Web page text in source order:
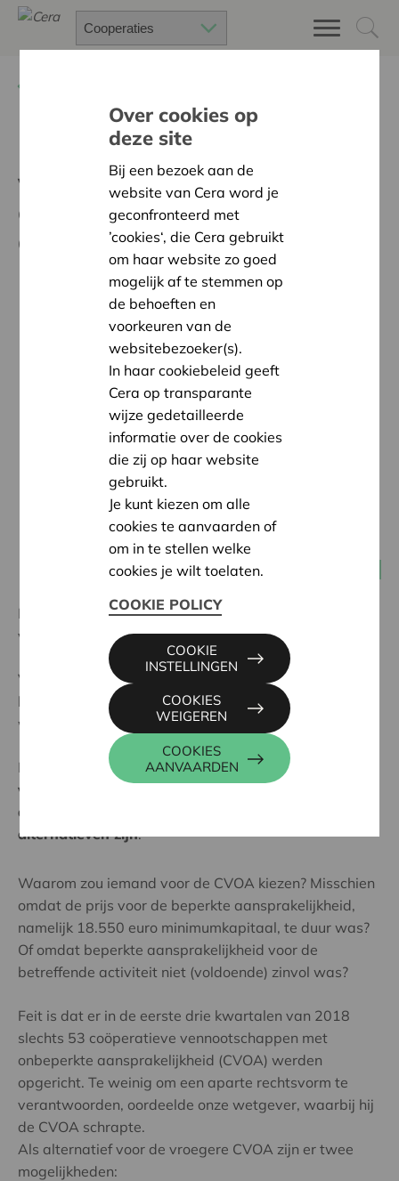
De coöperatieve
vennootschap met
onbeperkte
aansprakelijkheid verdwijnt
13 maart 2019
Het nieuwe wetboek vennootschappen en
verenigingen (WVV) treedt in werking op 1 mei 2019.
Vanaf nu zullen we je regelmatig op de hoogte te
brengen van de implicaties van deze nieuwe
wetgeving.
Hieronder lees je
waarom de coöperatieve
vennootschap met onbeperkte
aansprakelijkheid (CVOA) verdwijnt en wat de
alternatieven zijn.
Waarom zou iemand voor de CVOA kiezen? Misschien
omdat de prijs voor de beperkte aansprakelijkheid,
namelijk 18.550 euro minimumkapitaal, te duur was?
Of omdat beperkte aansprakelijkheid voor de
betreffende activiteit niet (voldoende) zinvol was?
Feit is dat er in de eerste drie kwartalen van 2018
slechts 53 coöperatieve vennootschappen met
onbeperkte aansprakelijkheid (CVOA) werden
opgericht. Te weinig om een aparte rechtsvorm te
verantwoorden, oordeelde onze wetgever, waarbij hij
de CVOA schrapte.
Als alternatief voor de vroegere CVOA zijn er twee
mogelijkheden:
Over cookies op
deze site
Bij een bezoek aan de
website van Cera word je
geconfronteerd met
’cookies‘, die Cera gebruikt
om haar website zo goed
mogelijk af te stemmen op
de behoeften en
voorkeuren van de
websitebezoeker(s).
In haar cookiebeleid geeft
Cera op transparante
wijze gedetailleerde
informatie over de cookies
die zij op haar website
gebruikt.
Je kunt kiezen om alle
cookies te aanvaarden of
om in te stellen welke
cookies je wilt toelaten.
COOKIE POLICY
COOKIES
AANVAARDEN
COOKIES
WEIGEREN
COOKIE
INSTELLINGEN